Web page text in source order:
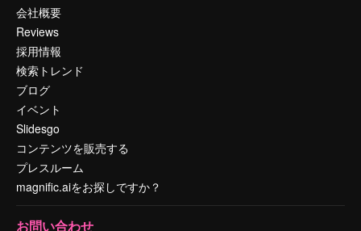
会社概要
Reviews
採用情報
検索トレンド
ブログ
イベント
Slidesgo
コンテンツを販売する
プレスルーム
magnific.aiをお探しですか？
お問い合わせ